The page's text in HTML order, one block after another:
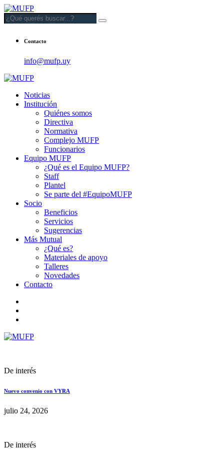
Contacto
info@mufp.uy
Noticias
Institución
Quiénes somos
Directiva
Normativa
Complejo MUFP
Funcionarios
Equipo MUFP
¿Qué es el Equipo MUFP?
Staff
Plantel
Se parte del #EquipoMUFP
Socio
Beneficios
Servicios
Sugerencias
Más Mutual
¿Qué es?
Materiales de apoyo
Talleres
Novedades
Contacto
De interés
Nuevo convenio con VYRA
julio 24, 2026
De interés